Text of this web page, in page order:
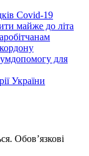
Covid-19
майже до літа
для
України
Обов’язкові